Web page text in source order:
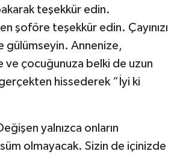
teşekkür edin.
şoföre teşekkür edin. Çayınızı
gülümseyin. Annenize,
ve çocuğunuza belki de uzun
hissederek “İyi ki
yalnızca onların
olmayacak. Sizin de içinizde